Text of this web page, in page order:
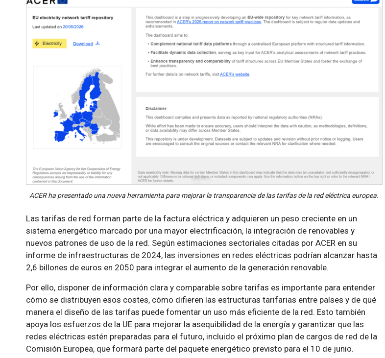
ACER ha presentado una nueva herramienta para mejorar la transparencia de las tarifas de la red eléctrica europea.
Las tarifas de red forman parte de la factura eléctrica y adquieren un peso creciente en un
sistema energético marcado por una mayor electrificación, la integración de renovables y
nuevos patrones de uso de la red. Según estimaciones sectoriales citadas por ACER en su
informe de infraestructuras de 2024, las inversiones en redes eléctricas podrían alcanzar hasta
2,6 billones de euros en 2050 para integrar el aumento de la generación renovable.
Por ello, disponer de información clara y comparable sobre tarifas es importante para entender
cómo se distribuyen esos costes, cómo difieren las estructuras tarifarias entre países y de qué
manera el diseño de las tarifas puede fomentar un uso más eficiente de la red. Esto también
apoya los esfuerzos de la UE para mejorar la asequibilidad de la energía y garantizar que las
redes eléctricas estén preparadas para el futuro, incluido el próximo plan de cargos de red de la
Comisión Europea, que formará parte del paquete energético previsto para el 10 de junio.